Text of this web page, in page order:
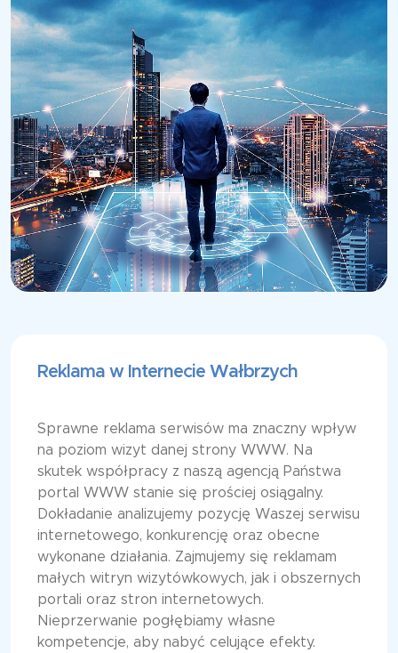
Reklama w Internecie Wałbrzych
Sprawne reklama serwisów ma znaczny wpływ
na poziom wizyt danej strony WWW. Na
skutek współpracy z naszą agencją Państwa
portal WWW stanie się prościej osiągalny.
Dokładanie analizujemy pozycję Waszej serwisu
internetowego, konkurencję oraz obecne
wykonane działania. Zajmujemy się reklamam
małych witryn wizytówkowych, jak i obszernych
portali oraz stron internetowych.
Nieprzerwanie pogłębiamy własne
kompetencje, aby nabyć celujące efekty.